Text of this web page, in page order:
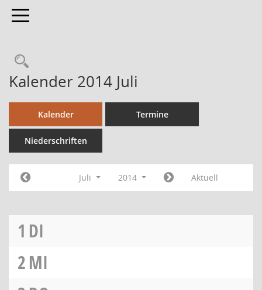
Toggle navigation
Kalender 2014 Juli
Kalender Termine
Niederschriften
Juli 2014 Aktuell
1 DI
2MI